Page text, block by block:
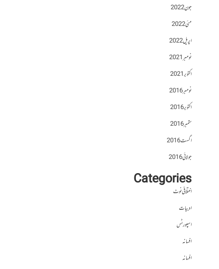
جون 2022
مئی 2022
اپریل 2022
نومبر 2021
اکتوبر 2021
نومبر 2016
اکتوبر 2016
ستمبر 2016
اگست 2016
جولائی 2016
Categories
اختلافی نوٹ
ادبیات
اسپورٹس
افسانہ
افسانہ